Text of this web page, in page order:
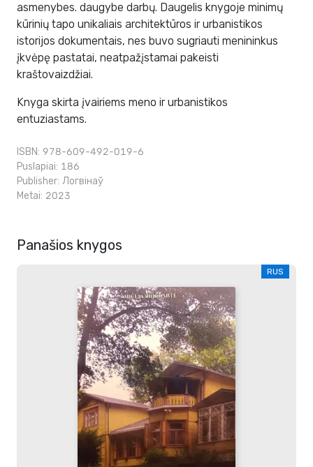
asmenybes. daugybe darbų. Daugelis knygoje minimų
kūrinių tapo unikaliais architektūros ir urbanistikos
istorijos dokumentais, nes buvo sugriauti menininkus
įkvėpę pastatai, neatpažįstamai pakeisti
kraštovaizdžiai.
Knyga skirta įvairiems meno ir urbanistikos
entuziastams.
ISBN: 978-609-492-019-6
Puslapiai: 186
Publisher: Логвінаў
Metai: 2023
Panašios knygos
RUS